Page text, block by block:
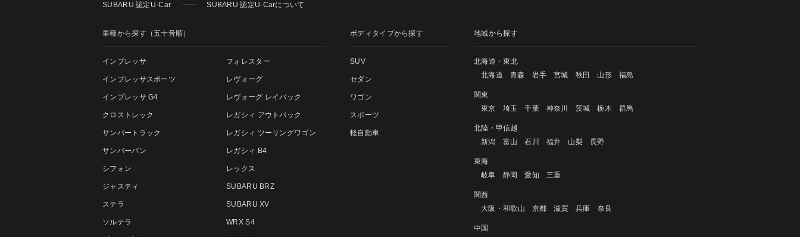
SUBARU 認定U-Car SUBARU 認定U-Carについて
車種から探す（五十音順）
インプレッサ
インプレッサスポーツ
インプレッサ G4
クロストレック
サンバートラック
サンバーバン
シフォン
ジャスティ
ステラ
ソルテラ
フォレスター
レヴォーグ
レヴォーグ レイバック
レガシィ アウトバック
レガシィ ツーリングワゴン
レガシィ B4
レックス
SUBARU BRZ
SUBARU XV
WRX S4
ボディタイプから探す
SUV
セダン
ワゴン
スポーツ
軽自動車
地域から探す
北海道・東北
北海道
青森 岩手 宮城 秋田 山形 福島
関東
東京
埼玉 千葉 神奈川 茨城 栃木 群馬
北陸・甲信越
新潟
富山 石川 福井 山梨 長野
東海
岐阜
静岡 愛知 三重
関西
大阪・和歌山
京都 滋賀 兵庫 奈良
中国